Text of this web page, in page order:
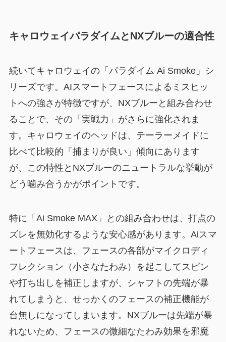
キャロウェイパラダイムとNXブルーの適合性
続いてキャロウェイの「パラダイム Ai Smoke」シ
リーズです。AIスマートフェースによるミスヒッ
トへの強さが特徴ですが、NXブルーと組み合わせ
ることで、その「実戦力」がさらに強化されま
す。 キャロウェイのヘッドは、テーラーメイドに
比べて比較的「捕まりが良い」傾向にあります
が、この特性とNXブルーのニュートラルな挙動が
どう噛み合うかがポイントです。
特に「Ai Smoke MAX」との組み合わせは、打点の
ズレを無効化するような安心感があります。Aiスマ
ートフェースは、フェースの各部がマイクロディ
フレクション（小さなたわみ）を起こしてスピン
や打ち出しを補正しますが、シャフトの先端が暴
れてしまうと、せっかくのフェースの補正機能が
台無しになってしまいます。NXブルーは先端が暴
れないため、フェースの微細なたわみ効果を邪魔